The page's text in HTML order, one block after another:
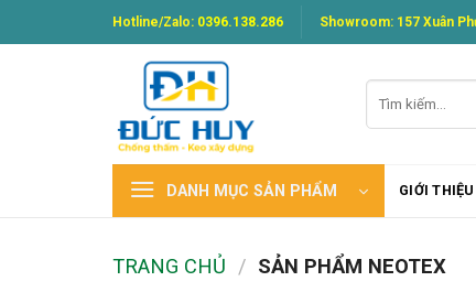
to
Hotline/Zalo: 0396.138.286 Showroom: 157 Xuân
kiếm:
DANH MỤC SẢN PHẨM GIỚI THIỆU
TRANG CHỦ / SẢN PHẨM NEOTEX